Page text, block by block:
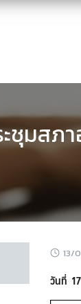
ชุมสภ
13/
วันที่